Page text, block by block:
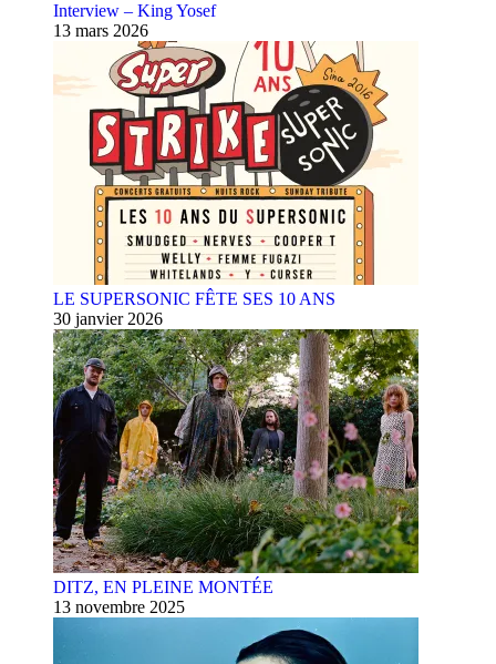
Interview – King Yosef
13 mars 2026
LE SUPERSONIC FÊTE SES 10 ANS
30 janvier 2026
DITZ, EN PLEINE MONTÉE
13 novembre 2025